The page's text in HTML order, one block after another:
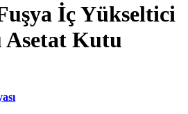
İç Yükseltici
Kutu